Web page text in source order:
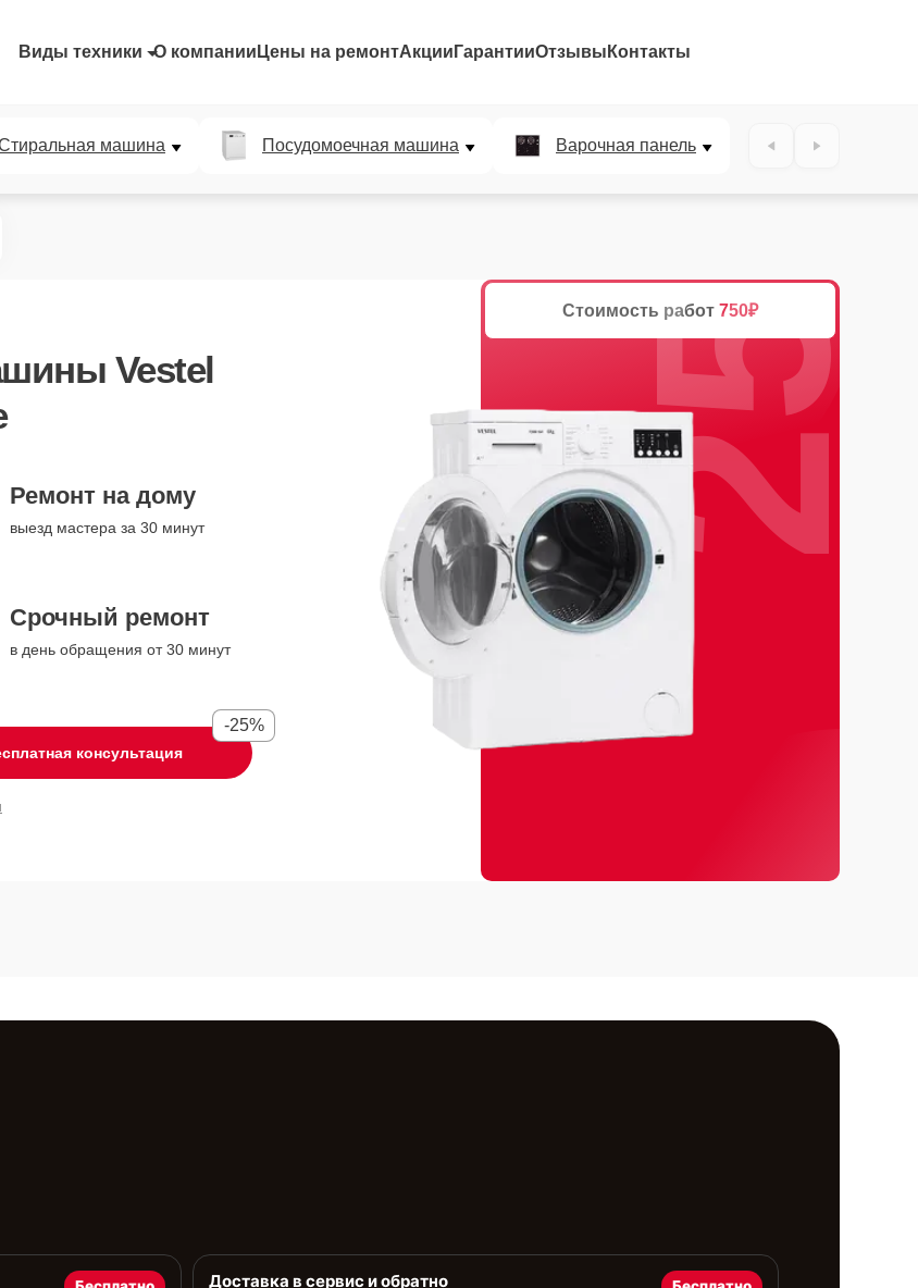
Виды техники О компании Цены на ремонтАкции ГарантииОтзывы Контакты
машина Посудомоечная машина Варочная панель
Vestel
Ремонт на дому
выезд мастера за 30 минут
Срочный ремонт
в день обращения от 30 минут
консультация
-25%
Стоимость работ 750₽
25%
Доставка в сервис и обратно